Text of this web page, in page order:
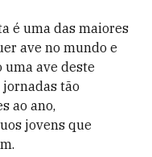
é uma das maiores
ave no mundo e
uma ave deste
jornadas tão
ao ano,
jovens que